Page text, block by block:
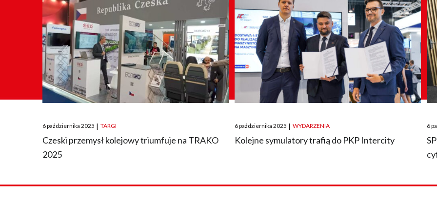
Posted
on
6 października 2025 | TARGI
Czeski przemysł kolejowy triumfuje na TRAKO
2025
Posted
on
6 października 2025 | WYDARZENIA
Kolejne symulatory trafią do PKP Intercity
on
6